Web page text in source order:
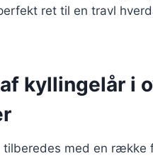
ret til en travl
kyllingelår i
tilberedes med en